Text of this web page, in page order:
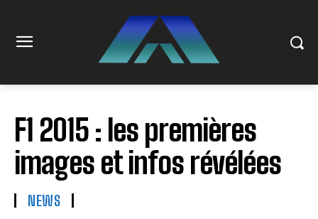
F1 2015 : les premières
images et infos révélées
NEWS